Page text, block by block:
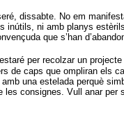
dissabte. No em
inútils, ni amb planys
que s’han
per recolzar un
de caps que ompliran els
amb una estelada perquè
les consignes. Vull anar per